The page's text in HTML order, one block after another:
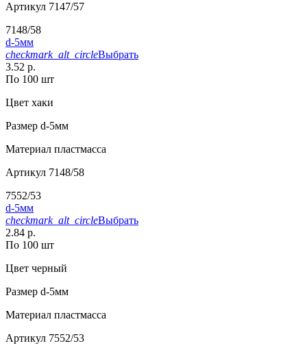
Артикул 7147/57
7148/58
d-5мм
checkmark_alt_circleВыбрать
3.52 р.
По 100 шт
Цвет хаки
Размер d-5мм
Материал пластмасса
Артикул 7148/58
7552/53
d-5мм
checkmark_alt_circleВыбрать
2.84 р.
По 100 шт
Цвет черный
Размер d-5мм
Материал пластмасса
Артикул 7552/53